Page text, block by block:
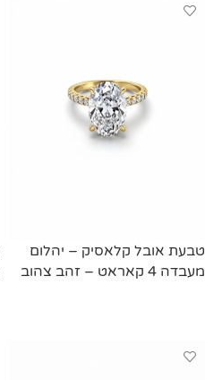
טבעת אובל קלאסיק – יהלום
מעבדה 4 קאראט – זהב צהוב